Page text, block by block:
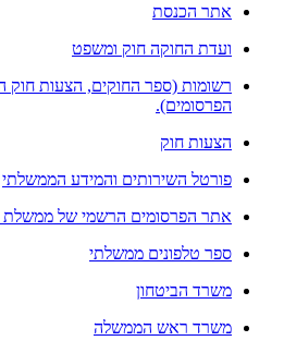
אתר הכנסת
ועדת החוקה חוק ומשפט
רשומות (ספר החוקים, הצעות חוק
הפרסומים).
הצעות חוק
פורטל השירותים והמידע הממשלתי
אתר הפרסומים הרשמי של ממשלת
ספר טלפונים ממשלתי
משרד הביטחון
משרד ראש הממשלה